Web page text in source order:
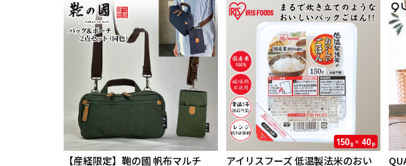
【産経限定】鞄の國 帆布マルチ アイリスフーズ 低温製法米のおい